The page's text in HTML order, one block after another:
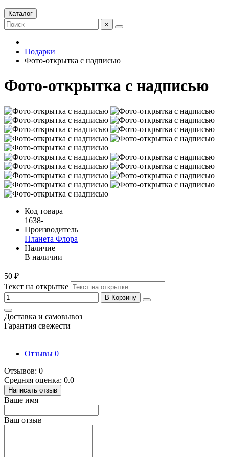
Каталог
×
Подарки
Фото-открытка с надписью
Фото-открытка с надписью
Код товара
1638-
Производитель
Планета Флора
Наличие
В наличии
50 ₽
Текст на открытке
В Корзину
Доставка и самовывоз
Гарантия свежести
Отзывы 0
Отзывов: 0
Средняя оценка: 0.0
Написать отзыв
Ваше имя
Ваш отзыв